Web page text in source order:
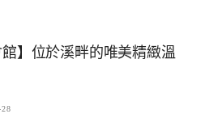
】位於溪畔的唯美精緻溫